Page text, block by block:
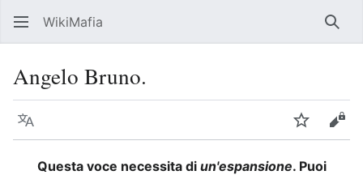
WikiMafia
Angelo Bruno.
Lingua Segui
Questa voce necessita di un'espansione. Puoi